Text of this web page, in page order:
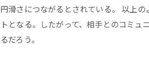
滑さにつながるとされている。 以上
なる。したがって、相手とのコミュ
だろう。